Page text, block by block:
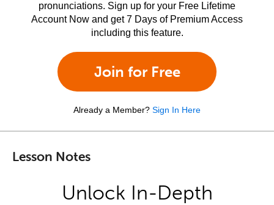
pronunciations. Sign up for your Free Lifetime
Account Now and get 7 Days of Premium Access
including this feature.
Join for Free
Already a Member? Sign In Here
Lesson Notes
Unlock In-Depth